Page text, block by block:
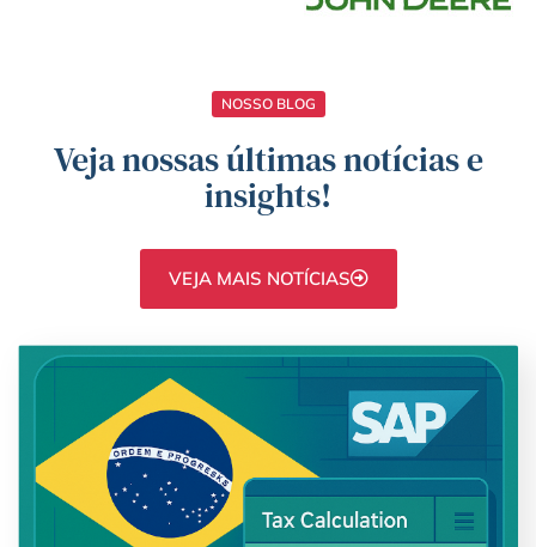
NOSSO BLOG
Veja nossas últimas notícias e
insights!
VEJA MAIS NOTÍCIAS